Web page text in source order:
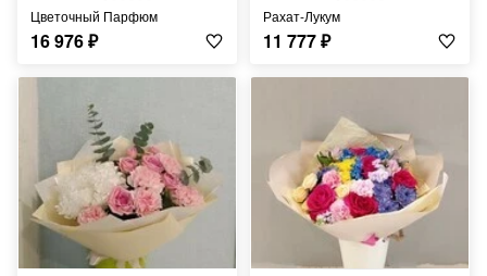
Цветочный Парфюм
16 976₽
Рахат-Лукум
11 777₽